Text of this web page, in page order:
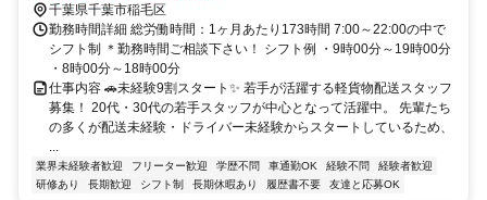
千葉県千葉市稲毛区
勤務時間詳細 総労働時間：1ヶ月あたり173時間 7:00～22:00の中で
シフト制 ＊勤務時間ご相談下さい！ シフト例 ・9時00分～19時00分
・8時00分～18時00分
仕事内容 🚗未経験9割スタート✨ 若手が活躍する軽貨物配送スタッフ
募集！ 20代・30代の若手スタッフが中心となって活躍中。 先輩たち
の多くが配送未経験・ドライバー未経験からスタートしているため、
...
業界未経験者歓迎 フリーター歓迎 学歴不問 車通勤OK 経験不問
経験者歓迎
研修あり
長期歓迎 シフト制 長期休暇あり 履歴書不要 友達と応募OK